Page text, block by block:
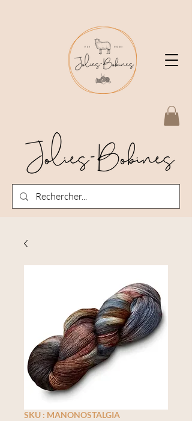
SKU : MANONOSTALGIA